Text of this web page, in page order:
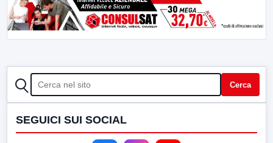
CERCA Cerca
SEGUICI SUI SOCIAL